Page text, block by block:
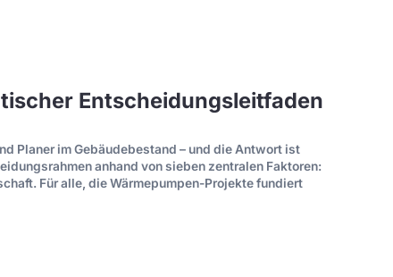
Entscheidungsleitfaden
Planer im Gebäudebestand – und die Antwort ist
anhand von sieben zentralen Faktoren:
Für alle, die Wärmepumpen-Projekte fundiert